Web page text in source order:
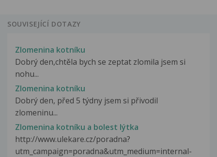
SOUVISEJÍCÍ DOTAZY
Zlomenina kotníku
Dobrý den,chtěla bych se zeptat zlomila jsem si
nohu...
Zlomenina kotníku
Dobrý den, před 5 týdny jsem si přivodil
zlomeninu...
Zlomenina kotníku a bolest lýtka
http://www.ulekare.cz/poradna?
utm_campaign=poradna&utm_medium=internal-